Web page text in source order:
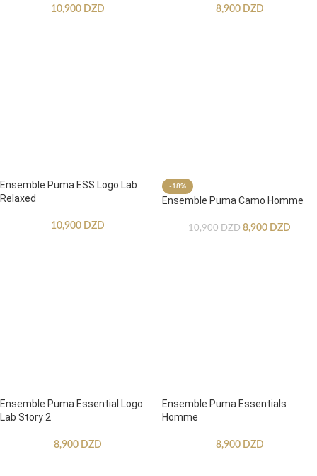
10,900 DZD 8,900 DZD
Ensemble Puma ESS Logo Lab
Relaxed
10,900 DZD
-18%
Ensemble Puma Camo Homme
10,900DZD 8,900 DZD
Ensemble Puma Essential Logo
Lab Story 2
8,900 DZD
Ensemble Puma Essentials
Homme
8,900 DZD